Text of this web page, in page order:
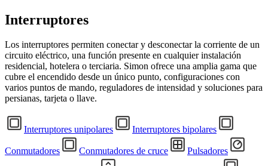
Interruptores
Los interruptores permiten conectar y desconectar la corriente de un
circuito eléctrico, una función presente en cualquier instalación
residencial, hotelera o terciaria. Simon ofrece una amplia gama que
cubre el encendido desde un único punto, configuraciones con
varios puntos de mando, reguladores de intensidad y soluciones para
persianas, tarjeta o llave.
Interruptores unipolares Interruptores bipolares
Conmutadores Conmutadores de cruce Pulsadores